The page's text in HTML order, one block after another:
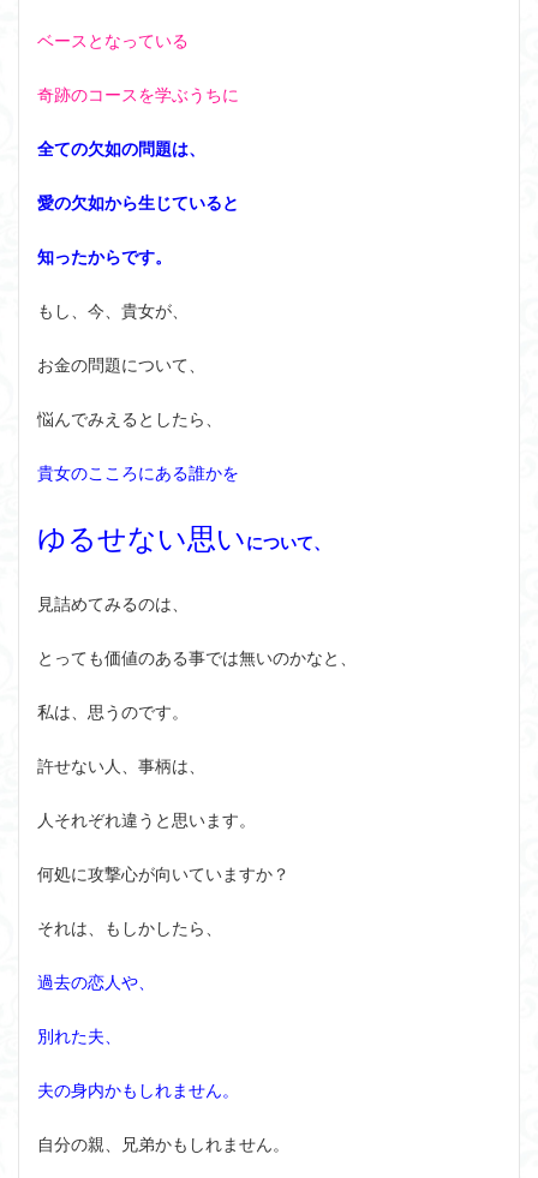
ベースとなっている
奇跡のコースを学ぶうちに
全ての欠如の問題は、
愛の欠如から生じていると
知ったからです。
もし、今、貴女が、
お金の問題について、
悩んでみえるとしたら、
貴女のこころにある誰かを
ゆるせない思いについて、
見詰めてみるのは、
とっても価値のある事では無いのかなと、
私は、思うのです。
許せない人、事柄は、
人それぞれ違うと思います。
何処に攻撃心が向いていますか？
それは、もしかしたら、
過去の恋人や、
別れた夫、
夫の身内かもしれません。
自分の親、兄弟かもしれません。